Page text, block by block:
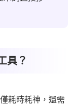
具？
耗時耗神，還需